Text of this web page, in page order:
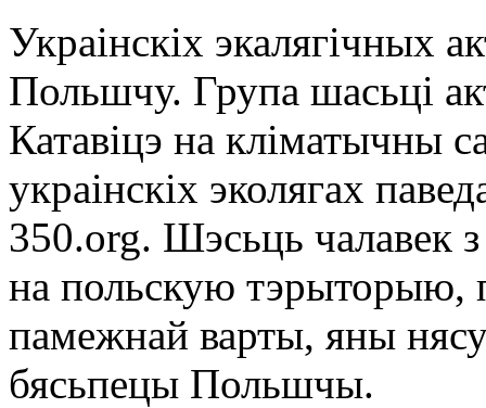
Украінскіх экалягічных
Польшчу. Група шасьці
Катавіцэ на кліматычны
украінскіх эколягах
350.org. Шэсьць чалавек
на польскую тэрыторыю,
памежнай варты, яны
бясьпецы Польшчы.